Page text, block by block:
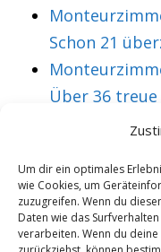
Um dir ein optimales
wie Cookies, um
zuzugreifen. Wenn du
Daten wie das
verarbeiten. Wenn du
Schon 21
Über 36
VORHERIGER ARTIKEL
Monteurzimmer
Oberpfalz
Messezimmer –